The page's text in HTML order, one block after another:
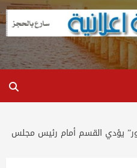
يؤدي القسم أمام رئيس مجلس